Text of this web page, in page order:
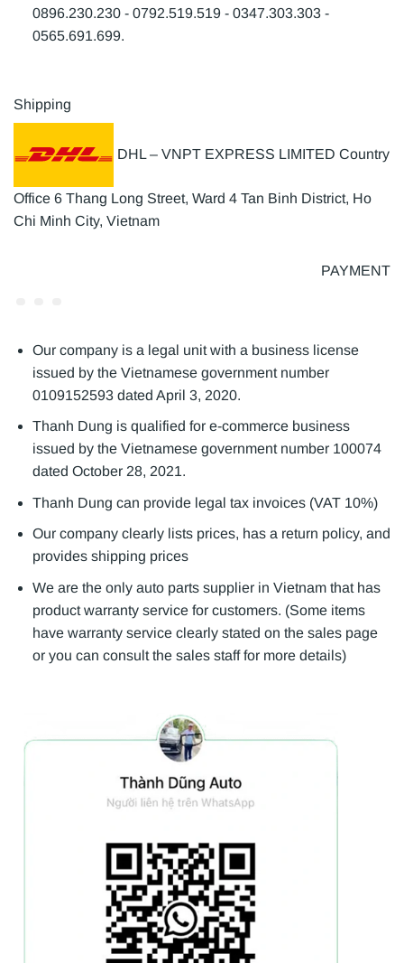
0896.230.230 - 0792.519.519 - 0347.303.303 -
0565.691.699.
Shipping
DHL – VNPT EXPRESS LIMITED Country
Office 6 Thang Long Street, Ward 4 Tan Binh District, Ho
Chi Minh City, Vietnam
PAYMENT
Our company is a legal unit with a business license
issued by the Vietnamese government number
0109152593 dated April 3, 2020.
Thanh Dung is qualified for e-commerce business
issued by the Vietnamese government number 100074
dated October 28, 2021.
Thanh Dung can provide legal tax invoices (VAT 10%)
Our company clearly lists prices, has a return policy, and
provides shipping prices
We are the only auto parts supplier in Vietnam that has
product warranty service for customers. (Some items
have warranty service clearly stated on the sales page
or you can consult the sales staff for more details)